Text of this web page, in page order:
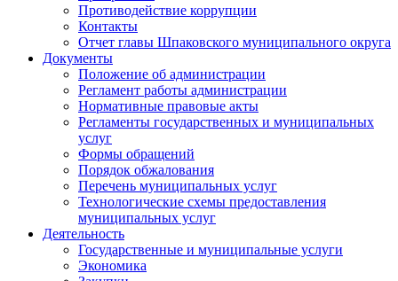
Противодействие коррупции
Контакты
Отчет главы Шпаковского муниципального округа
Документы
Положение об администрации
Регламент работы администрации
Нормативные правовые акты
Регламенты государственных и муниципальных
услуг
Формы обращений
Порядок обжалования
Перечень муниципальных услуг
Технологические схемы предоставления
муниципальных услуг
Деятельность
Государственные и муниципальные услуги
Экономика